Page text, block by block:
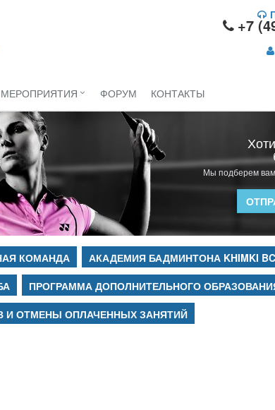
+7
МЕРОПРИЯТИЯ ФОРУМ КОНТАКТЫ
Мы подберем
КОМАНДА АКАДЕМИЯ БАДМИНТОНА KHIMKI BC
ПРОГРАММА ДОПОЛНИТЕЛЬНОГО
И ОТМЕНЫ ОПЛАЧЕННЫХ ЗАНЯТИЙ